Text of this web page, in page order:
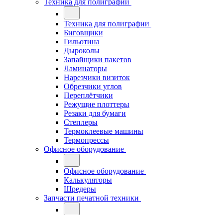
Техника для полиграфии
Техника для полиграфии
Биговщики
Гильотина
Дыроколы
Запайщики пакетов
Ламинаторы
Нарезчики визиток
Обрезчики углов
Переплётчики
Режущие плоттеры
Резаки для бумаги
Степлеры
Термоклеевые машины
Термопрессы
Офисное оборудование
Офисное оборудование
Калькуляторы
Шредеры
Запчасти печатной техники